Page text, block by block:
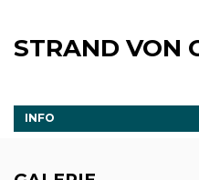
STRAND VON
INFO